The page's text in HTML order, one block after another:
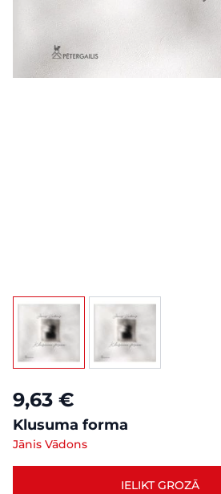
View larger imageView larger image
9,63 €
Klusuma forma
Jānis Vādons
IELIKT GROZĀ